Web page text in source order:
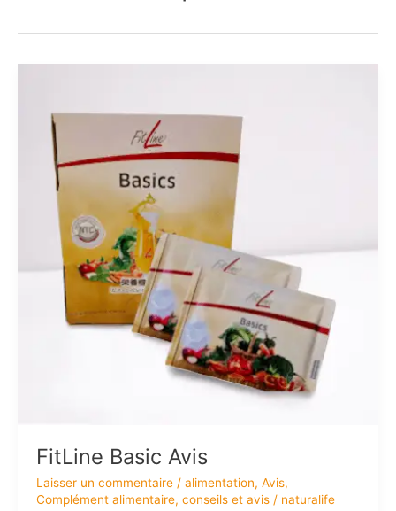
FitLine Basic Avis
Laisser un commentaire / alimentation, Avis,
Complément alimentaire, conseils et avis/ naturalife
Avis